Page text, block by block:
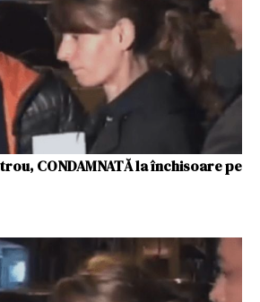
CONDAMNATĂ la închisoare pe